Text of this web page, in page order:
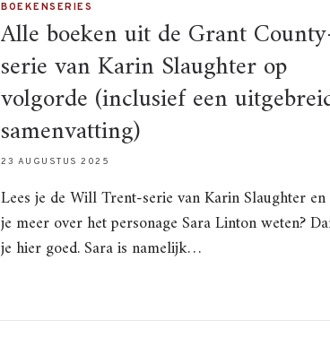
BOEKENSERIES
Alle boeken uit de Grant
serie van Karin Slaughter op
volgorde (inclusief een
samenvatting)
23 AUGUSTUS 2025
Lees je de Will Trent-serie van Karin Slaughter
je meer over het personage Sara Linton weten?
je hier goed. Sara is namelijk…